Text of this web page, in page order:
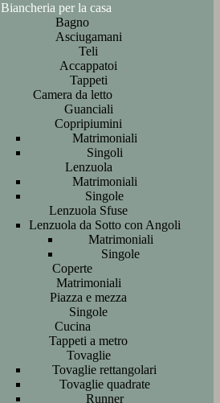
Biancheria per la casa
Bagno
Asciugamani
Teli
Accappatoi
Tappeti
Camera da letto
Guanciali
Copripiumini
Matrimoniali
Singoli
Lenzuola
Matrimoniali
Singole
Lenzuola Sfuse
Lenzuola da Sotto con Angoli
Matrimoniali
Singole
Coperte
Matrimoniali
Piazza e mezza
Singole
Cucina
Tappeti a metro
Tovaglie
Tovaglie rettangolari
Tovaglie quadrate
Runner